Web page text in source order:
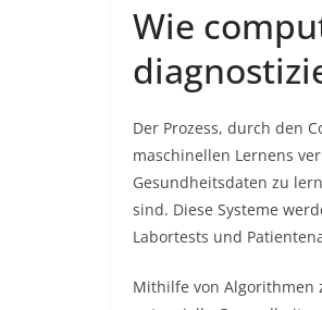
Wie
Der Prozess, durch den
maschinellen Lernens
Gesundheitsdaten zu
sind. Diese Systeme
Labortests und
Mithilfe von Algorithmen